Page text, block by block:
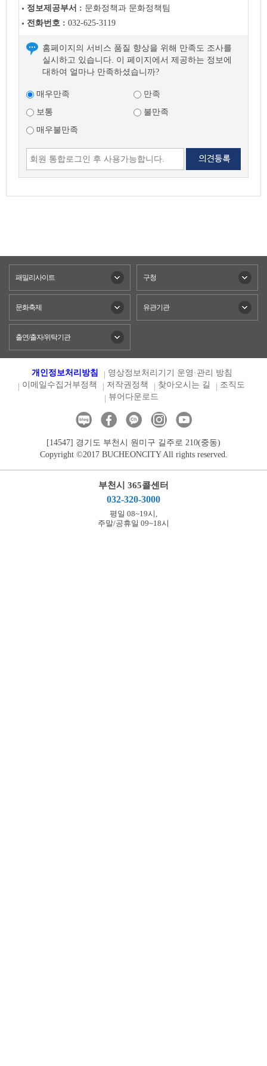
음
글
정보제공부서 : 문화정책과 문화정책팀
전화번호 : 032-625-3119
홈페이지의 서비스 품질 향상을 위해 만족도 조사를
실시하고 있습니다. 이 페이지에서 제공하는 정보에
대하여 얼마나 만족하셨습니까?
매우만족
만족
보통
불만족
매우불만족
패밀리사이트 구청
문화축제 유관기관
출연/출자/위탁기관
개인정보처리방침
영상정보처리기기 운영·관리 방침
이메일수집거부정책
저작권정책 찾아오시는 길
조직도
뷰어다운로드
[14547] 경기도 부천시 원미구 길주로 210(중동)
Copyright ©2017 BUCHEONCITY All rights reserved.
부천시 365콜센터
032-320-3000
평일 08~19시,
주말/공휴일 09~18시